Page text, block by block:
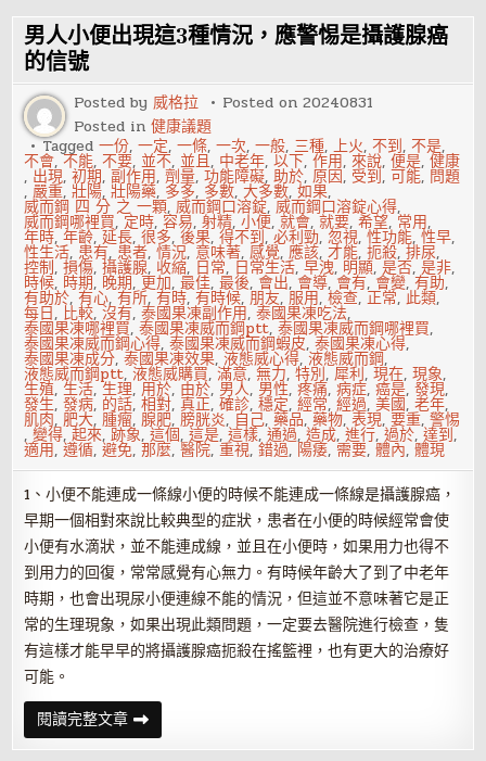
炎
高
發
預
防？
男
人
應
做
好
這
4
件
事
男人小便出現這3種情況，應警惕是攝護腺癌
的信號
Posted by威格拉 Posted on20240831
Posted in健康議題
Tagged一份,一定,一條,一次,一般, 三種,上火,不到,不是,
不會,不能,不要,並不,並且, 中老年,以下,作用,來說,便是,健康
, 出現,初期,副作用,劑量,功能障礙,助於,原因, 受到,可能, 問題
,嚴重,壯陽,壯陽藥, 多多, 多數,大多數,如果,
威而鋼 四 分 之 一顆,威而鋼口溶錠,威而鋼口溶錠心得,
威而鋼哪裡買, 定時,容易,射精,小便,就會,就要,希望, 常用,
年時,年齡,延長,很多,後果,得不到,必利勁,忽視,性功能,性早,
性生活, 患有, 患者,情況, 意味著,感覺,應該,才能,扼殺,排尿,
控制,損傷,攝護腺, 收縮, 日常, 日常生活,早洩, 明顯,是否,是非,
時候, 時期, 晚期,更加,最佳,最後, 會出, 會導, 會有, 會變,有助,
有助於,有心,有所,有時,有時候,朋友,服用,檢查,正常,此類,
每日, 比較,沒有,泰國果凍副作用,泰國果凍吃法,
泰國果凍哪裡買,泰國果凍威而鋼ptt,泰國果凍威而鋼哪裡買,
泰國果凍威而鋼心得,泰國果凍威而鋼蝦皮,泰國果凍心得,
泰國果凍成分,泰國果凍效果,液態威心得,液態威而鋼,
液態威而鋼ptt,液態威購買,滿意,無力,特別,犀利,現在,現象,
生殖,生活,生理, 用於, 由於, 男人, 男性,疼痛,病症,癌是,發現,
發生,發病, 的話,相對,真正,確診,穩定,經常,經過,美國,老年,
肌肉,肥大,腫瘤,腺肥,膀胱炎, 自己,藥品,藥物,表現,要重,警惕
,變得,起來,跡象,這個,這是,這樣,通過,造成,進行,過於,達到,
適用,遵循,避免,那麼,醫院,重視,錯過, 陽痿, 需要,體內,體現
1、小便不能連成一條線小便的時候不能連成一條線是攝護腺癌，
早期一個相對來說比較典型的症狀，患者在小便的時候經常會使
小便有水滴狀，並不能連成線，並且在小便時，如果用力也得不
到用力的回復，常常感覺有心無力。有時候年齡大了到了中老年
時期，也會出現尿小便連線不能的情況，但這並不意味著它是正
常的生理現象，如果出現此類問題，一定要去醫院進行檢查，隻
有這樣才能早早的將攝護腺癌扼殺在搖籃裡，也有更大的治療好
可能。
閱讀完整文章男
人
小